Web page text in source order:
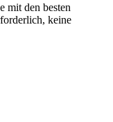
mit den besten
keine